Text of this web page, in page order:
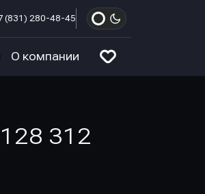
(831) 280-48-45
О компании
312